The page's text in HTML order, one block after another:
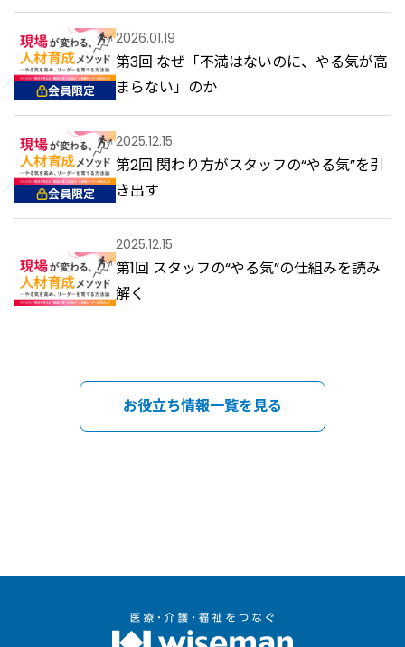
会員限定
2026.01.19
第3回 なぜ「不満はないのに、やる気が高
まらない」のか
会員限定
2025.12.15
第2回 関わり方がスタッフの“やる気”を引
き出す
2025.12.15
第1回 スタッフの“やる気”の仕組みを読み
解く
お役立ち情報一覧を見る